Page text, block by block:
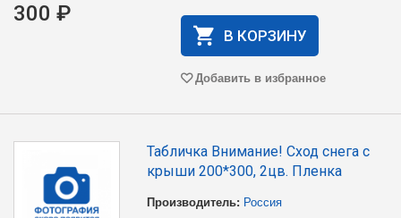
300 ₽
В КОРЗИНУ
Добавить в избранное
Табличка Внимание! Сход снега с
крыши 200*300, 2цв. Пленка
Производитель: Россия